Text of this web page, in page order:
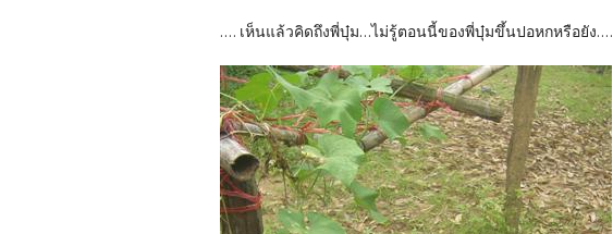
.... เห็นแล้วคิดถึงพี่บุ๋ม...ไม่รู้ตอนนี้ของพี่บุ๋มขึ้นปอหกหรือยัง....